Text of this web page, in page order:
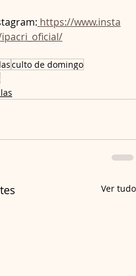
https://www.insta
culto de domingo
Ver tudo